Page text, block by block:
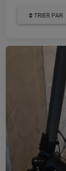
TRIER PAR